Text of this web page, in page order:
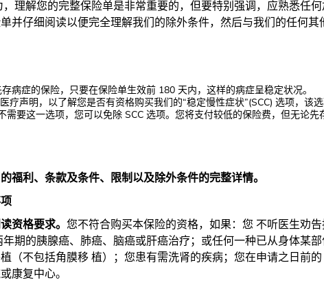
理解您的完整保险单是非常重要的，但要特别强调，应熟悉任
并仔细阅读以便完全理解我们的除外条件，然后与我们的任何
病症的保险，只要在保险单生效前 180 天内，这样的病症呈稳定状况。
疗声明，以了解您是否有资格购买我们的“稳定慢性症状”(SCC) 选项，该
需要这一选项，您可以免除 SCC 选项。您将支付较低的保险费，但无论
福利、条款及条件、限制以及除外条件的完整详情。
资格要求。 您不符合购买本保险的资格，如果：您 不听医生劝
期的胰腺癌、肺癌、脑癌或肝癌治疗；或任何一种已从身体某
（不包括角膜移 植）；您患有需洗肾的疾病；您在申请之日前
康复中心。